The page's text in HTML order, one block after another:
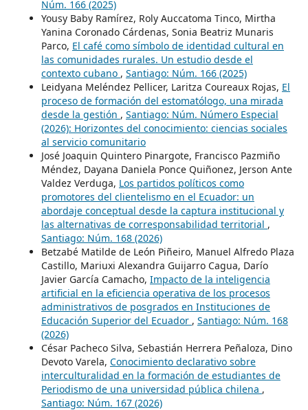
Núm. 166 (2025)
Yousy Baby Ramírez, Roly Auccatoma Tinco, Mirtha
Yanina Coronado Cárdenas, Sonia Beatriz Munaris
Parco, El café como símbolo de identidad cultural en
las comunidades rurales. Un estudio desde el
contexto cubano , Santiago: Núm. 166 (2025)
Leidyana Meléndez Pellicer, Laritza Coureaux Rojas, El
proceso de formación del estomatólogo, una mirada
desde la gestión , Santiago: Núm. Número Especial
(2026): Horizontes del conocimiento: ciencias sociales
al servicio comunitario
José Joaquin Quintero Pinargote, Francisco Pazmiño
Méndez, Dayana Daniela Ponce Quiñonez, Jerson Ante
Valdez Verduga, Los partidos políticos como
promotores del clientelismo en el Ecuador: un
abordaje conceptual desde la captura institucional y
las alternativas de corresponsabilidad territorial ,
Santiago: Núm. 168 (2026)
Betzabé Matilde de León Piñeiro, Manuel Alfredo Plaza
Castillo, Mariuxi Alexandra Guijarro Cagua, Darío
Javier García Camacho, Impacto de la inteligencia
artificial en la eficiencia operativa de los procesos
administrativos de posgrados en Instituciones de
Educación Superior del Ecuador , Santiago: Núm. 168
(2026)
César Pacheco Silva, Sebastián Herrera Peñaloza, Dino
Devoto Varela, Conocimiento declarativo sobre
interculturalidad en la formación de estudiantes de
Periodismo de una universidad pública chilena ,
Santiago: Núm. 167 (2026)